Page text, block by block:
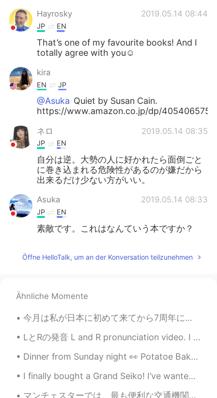
Hayrosky 2019.05.14 08:44
JP EN
That’s one of my favourite books! And I
totally agree with you☺️
kira
EN JP
@Asuka Quiet by Susan Cain.
https://www.amazon.co.jp/dp/
ネロ 2019.05.14 08:35
JP EN
自分は逆。大勢の人に好かれたら面倒ごと
に巻き込まれる危険性があるのが嫌だから
出来るだけ少ない方がいい。
Asuka 2019.05.14 08:33
JP EN
素敵です。これはなんていう本ですか？
Öffne HelloTalk, um an der Konversation teilzunehmen
Ähnliche Momente
今月は私が日本に初めて来てから7周年になります。その時から色々な有意義な語彙を耳にしたことがあるので今日私にとって勉強になった言葉の英訳を教えたいと思います。皆さんの参考になれば幸いです。 1...
LとRの発音 L and R pronunciation video. I wasn't going to share it but apparently it has been helpful...
Dinner from Sunday night 👀 Potatoe Bake, Salad, Pork and Couscous and the last pic is an Eggplant...
I finally bought a Grand Seiko! I’ve wanted one for quite a while. It is absolutely beautifully c...
マンチェスターでは、最も便利な交通機関はメトロです！🚇 東京の地下鉄を比べると、マンチェスターのメトロはかなり遅いですが、地上にあることが違います！ メトロが黄色の理由かどうかわかりませんが、間...